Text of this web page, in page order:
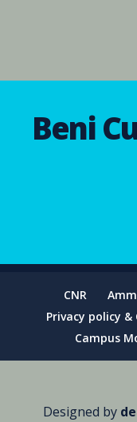
Beni
CNR
Privacy policy &
Campus
Designed by